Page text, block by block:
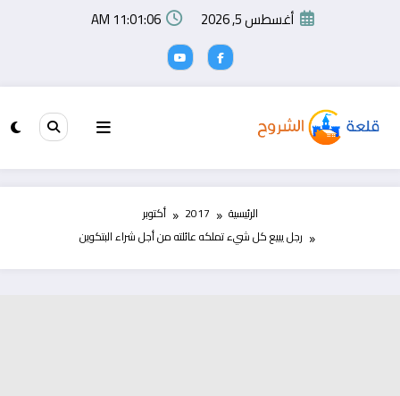
أغسطس 5, 2026 11:01:07 AM
الرئيسية 2017
أكتوبر
رجل يبيع كل شيء تملكه عائلته من أجل شراء البتكوين